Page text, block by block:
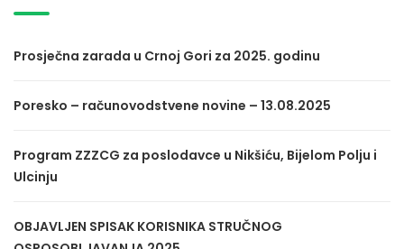
Prosječna zarada u Crnoj Gori za 2025. godinu
Poresko – računovodstvene novine – 13.08.2025
Program ZZZCG za poslodavce u Nikšiću, Bijelom Polju i
Ulcinju
OBJAVLJEN SPISAK KORISNIKA STRUČNOG